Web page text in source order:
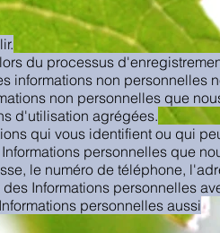
du processus
informations non personnelles
non personnelles que
d'utilisation agrégées.
qui vous identifient ou qui
personnelles que
le numéro de téléphone,
Informations personnelles
personnelles aussi